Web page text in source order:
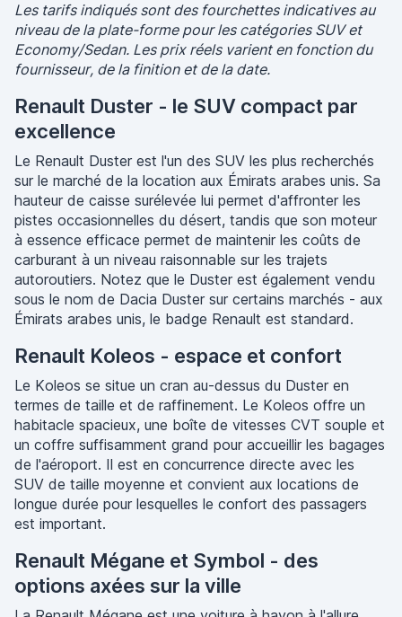
Les tarifs indiqués sont des fourchettes indicatives au
niveau de la plate-forme pour les catégories SUV et
Economy/Sedan. Les prix réels varient en fonction du
fournisseur, de la finition et de la date.
Renault Duster - le SUV compact par
excellence
Le Renault Duster est l'un des SUV les plus recherchés
sur le marché de la location aux Émirats arabes unis. Sa
hauteur de caisse surélevée lui permet d'affronter les
pistes occasionnelles du désert, tandis que son moteur
à essence efficace permet de maintenir les coûts de
carburant à un niveau raisonnable sur les trajets
autoroutiers. Notez que le Duster est également vendu
sous le nom de Dacia Duster sur certains marchés - aux
Émirats arabes unis, le badge Renault est standard.
Renault Koleos - espace et confort
Le Koleos se situe un cran au-dessus du Duster en
termes de taille et de raffinement. Le Koleos offre un
habitacle spacieux, une boîte de vitesses CVT souple et
un coffre suffisamment grand pour accueillir les bagages
de l'aéroport. Il est en concurrence directe avec les
SUV de taille moyenne et convient aux locations de
longue durée pour lesquelles le confort des passagers
est important.
Renault Mégane et Symbol - des
options axées sur la ville